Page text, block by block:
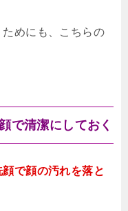
めにも、こちらの
で清潔にしておく
で顔の汚れを落と